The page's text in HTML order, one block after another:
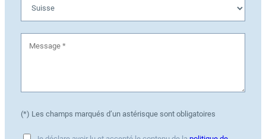
(*) Les champs marqués d’un astérisque sont obligatoires